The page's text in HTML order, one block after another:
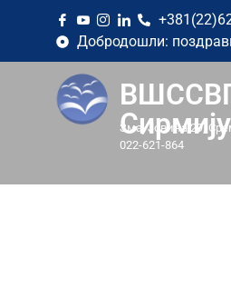
Добродошли:
Змај Јовина 29,
022-621-864